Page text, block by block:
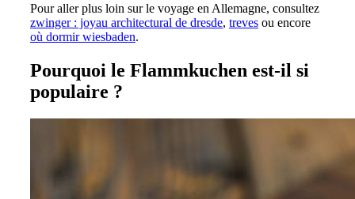
Pour aller plus loin sur le voyage en Allemagne, consultez
zwinger : joyau architectural de dresde, treves ou encore
où dormir wiesbaden.
Pourquoi le Flammkuchen est-il si
populaire ?